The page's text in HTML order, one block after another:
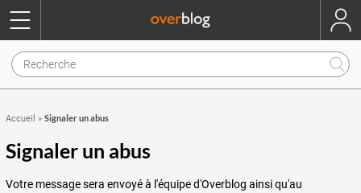
Accueil » Signaler un abus
Signaler un abus
Votre message sera envoyé à l'équipe d'Overblog ainsi qu'au